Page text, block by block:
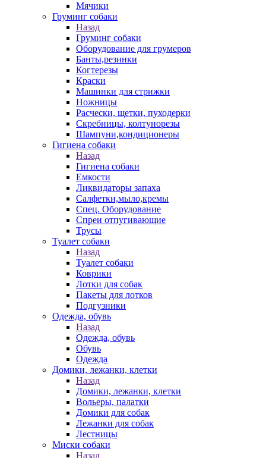
Мячики
Груминг собаки
Назад
Груминг собаки
Оборудование для грумеров
Банты,резинки
Когтерезы
Краски
Машинки для стрижки
Ножницы
Расчески, щетки, пуходерки
Скребницы, колтунорезы
Шампуни,кондиционеры
Гигиена собаки
Назад
Гигиена собаки
Емкости
Ликвидаторы запаха
Салфетки,мыло,кремы
Спец. Оборудование
Спреи отпугивающие
Трусы
Туалет собаки
Назад
Туалет собаки
Коврики
Лотки для собак
Пакеты для лотков
Подгузники
Одежда, обувь
Назад
Одежда, обувь
Обувь
Одежда
Домики, лежанки, клетки
Назад
Домики, лежанки, клетки
Вольеры, палатки
Домики для собак
Лежанки для собак
Лестницы
Миски собаки
Назад